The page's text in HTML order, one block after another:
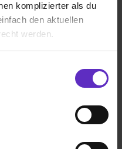
komplizierter als du
den aktuellen
werden.
Einstellungen zu
um
auf deine
die ich meine
zum „Duzen“
persönlich